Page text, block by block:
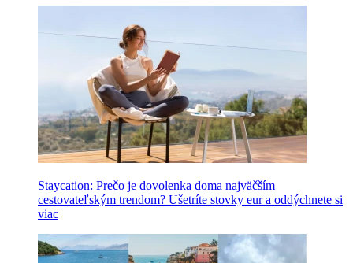
Staycation: Prečo je dovolenka doma najväčším
cestovateľským trendom? Ušetríte stovky eur a oddýchnete si
viac